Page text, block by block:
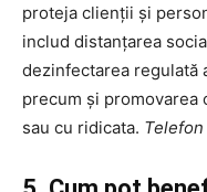
proteja clienții și
includ distanțarea
dezinfectarea regulată
precum și
sau cu ridicata. Telefon